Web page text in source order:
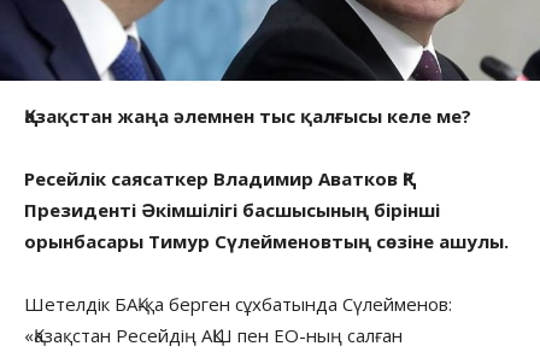
Қазақстан жаңа әлемнен тыс қалғысы келе ме?
Ресейлік саясаткер Владимир Аватков ҚР
Президенті Әкімшілігі басшысының бірінші
орынбасары Тимур Сүлейменовтың сөзіне ашулы.
Шетелдік БАҚ-қа берген сұхбатында Сүлейменов:
«Қазақстан Ресейдің АҚШ пен ЕО-ның салған